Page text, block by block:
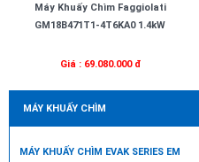
Máy Khuấy Chìm Faggiolati
GM18B471T1-4T6KA0 1.4kW
Giá : 69.080.000 đ
MÁY KHUẤY CHÌM
MÁY KHUẤY CHÌM EVAK SERIES EM